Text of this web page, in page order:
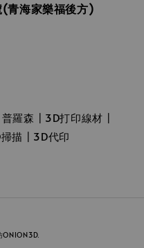
青海家樂福後方)
羅森┃3D打印線材┃
描┃3D代印